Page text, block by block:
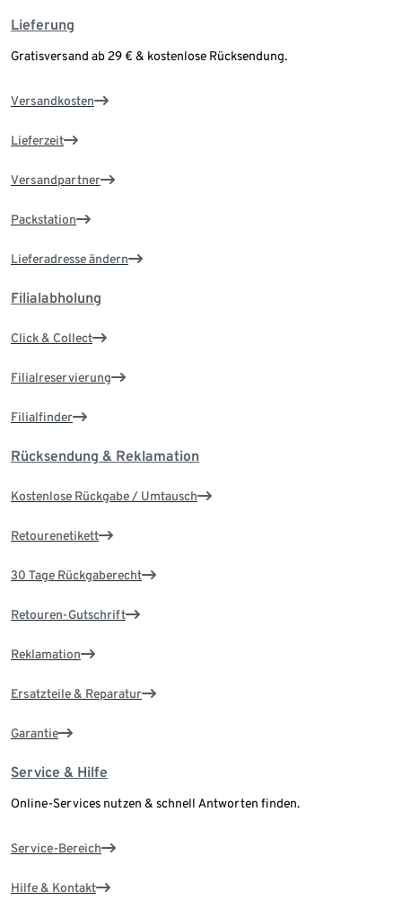
Lieferung
Gratisversand ab 29 € & kostenlose Rücksendung.
Versandkosten
Lieferzeit
Versandpartner
Packstation
Lieferadresse ändern
Filialabholung
Click & Collect
Filialreservierung
Filialfinder
Rücksendung & Reklamation
Kostenlose Rückgabe / Umtausch
Retourenetikett
30 Tage Rückgaberecht
Retouren-Gutschrift
Reklamation
Ersatzteile & Reparatur
Garantie
Service & Hilfe
Online-Services nutzen & schnell Antworten finden.
Service-Bereich
Hilfe & Kontakt